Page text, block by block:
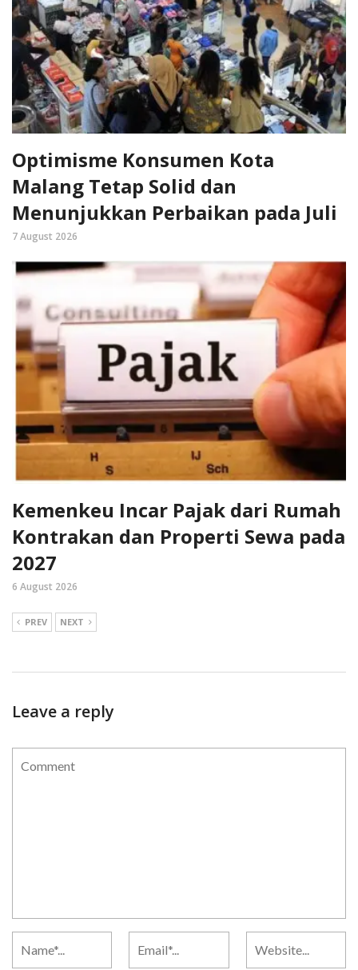
Optimisme Konsumen Kota
Malang Tetap Solid dan
Menunjukkan Perbaikan pada Juli
7 August 2026
Kemenkeu Incar Pajak dari Rumah
Kontrakan dan Properti Sewa pada
2027
6 August 2026
PREV NEXT
Leave a reply